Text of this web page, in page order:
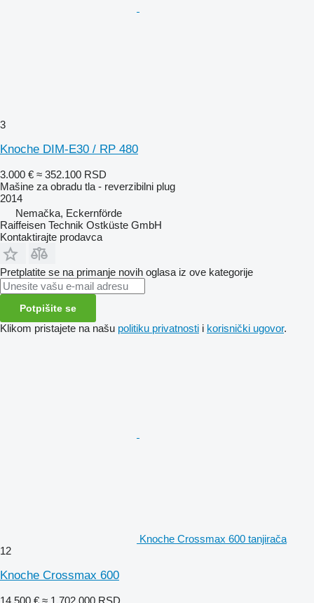
3
Knoche DIM-E30 / RP 480
3.000 € ≈ 352.100 RSD
Mašine za obradu tla - reverzibilni plug
2014
Nemačka, Eckernförde
Raiffeisen Technik Ostküste GmbH
Kontaktirajte prodavca
Pretplatite se na primanje novih oglasa iz ove kategorije
Potpišite se
Klikom pristajete na našu politiku privatnosti i korisnički ugovor.
Knoche Crossmax 600 tanjirača
12
Knoche Crossmax 600
14.500 € ≈ 1.702.000 RSD